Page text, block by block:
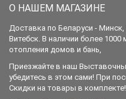
О НАШЕМ МАГАЗИНЕ
Доставка по Беларуси -
Витебск. В наличии более
отопления домов и бань,
Приезжайте в наш
убедитесь в этом сами! При
Скидки на товары в комплекте!